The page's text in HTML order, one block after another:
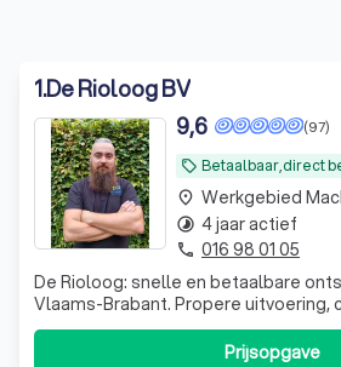
1.De Rioloog BV
local_offer Betaalbaar,direct
(97)
9,6
De Rioloog: snelle en betaalbare
Vlaams-Brabant. Propere uitvoering,
altijd vriendelijk. Bel +32 472 94 78 28.
Prijsopgave
place Werkgebied
timelapse 4 jaar actief
phone 016 98 01 05